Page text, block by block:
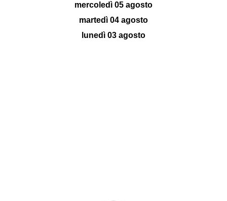
mercoledì 05 agosto
martedì 04 agosto
lunedì 03 agosto